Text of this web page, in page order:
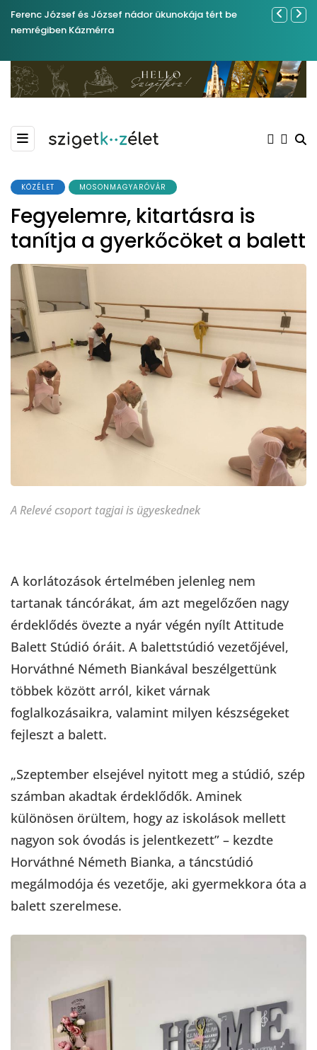
Ferenc József és József nádor ükunokája tért be
nemrégiben Kázmérra
Év
KÖZÉLET MOSONMAGYARÓVÁR
Fegyelemre, kitartásra is
tanítja a gyerkőcöket a balett
A Relevé csoport tagjai is ügyeskednek
A korlátozások értelmében jelenleg nem
tartanak táncórákat, ám azt megelőzően nagy
érdeklődés övezte a nyár végén nyílt Attitude
Balett Stúdió óráit. A balettstúdió vezetőjével,
Horváthné Németh Biankával beszélgettünk
többek között arról, kiket várnak
foglalkozásaikra, valamint milyen készségeket
fejleszt a balett.
„Szeptember elsejével nyitott meg a stúdió, szép
számban akadtak érdeklődők. Aminek
különösen örültem, hogy az iskolások mellett
nagyon sok óvodás is jelentkezett” – kezdte
Horváthné Németh Bianka, a táncstúdió
megálmodója és vezetője, aki gyermekkora óta a
balett szerelmese.